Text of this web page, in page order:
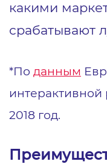
какими
срабатывают
*По данным
2018 год.